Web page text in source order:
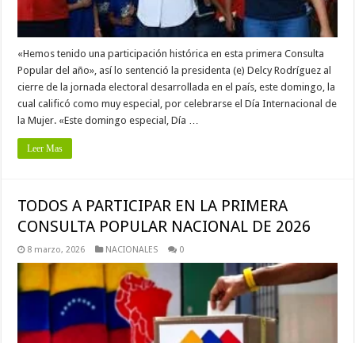
«Hemos tenido una participación histórica en esta primera Consulta
Popular del año», así lo sentenció la presidenta (e) Delcy Rodríguez al
cierre de la jornada electoral desarrollada en el país, este domingo, la
cual calificó como muy especial, por celebrarse el Día Internacional de
la Mujer. «Este domingo especial, Día …
Leer Mas
TODOS A PARTICIPAR EN LA PRIMERA
CONSULTA POPULAR NACIONAL DE 2026
8 marzo, 2026 NACIONALES 0